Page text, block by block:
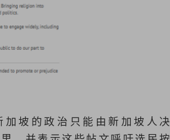
坡的政治只能由新加坡人决